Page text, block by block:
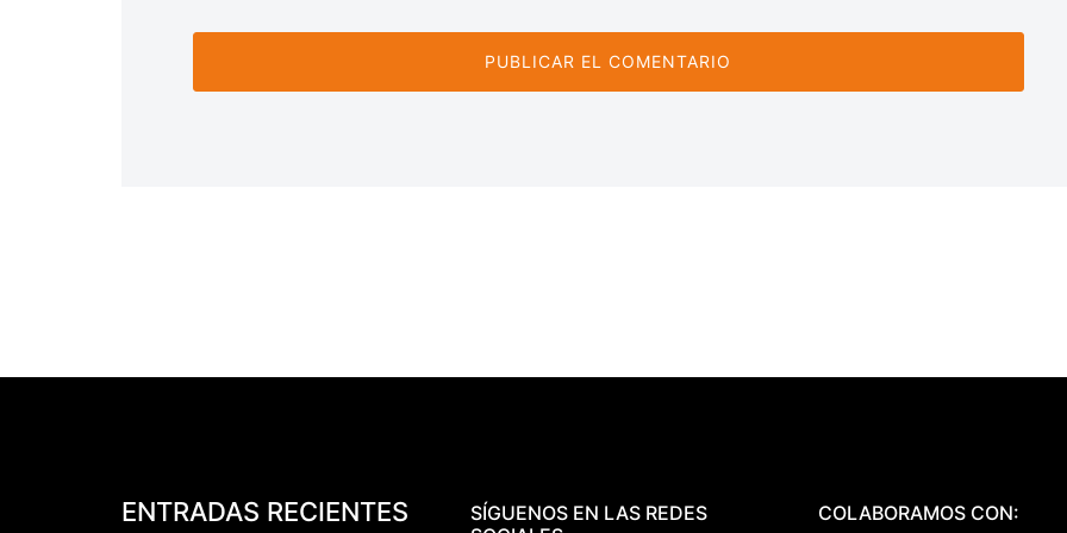
ENTRADAS RECIENTES
SÍGUENOS EN LAS REDES
COLABORAMOS CON: